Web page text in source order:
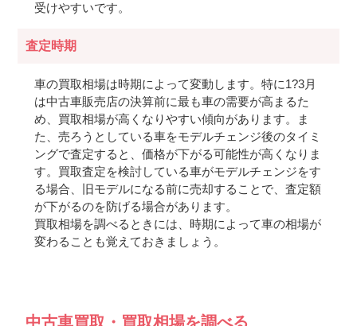
受けやすいです。
査定時期
車の買取相場は時期によって変動します。特に1?3月
は中古車販売店の決算前に最も車の需要が高まるた
め、買取相場が高くなりやすい傾向があります。ま
た、売ろうとしている車をモデルチェンジ後のタイミ
ングで査定すると、価格が下がる可能性が高くなりま
す。買取査定を検討している車がモデルチェンジをす
る場合、旧モデルになる前に売却することで、査定額
が下がるのを防げる場合があります。
買取相場を調べるときには、時期によって車の相場が
変わることも覚えておきましょう。
中古車買取・買取相場を調べる